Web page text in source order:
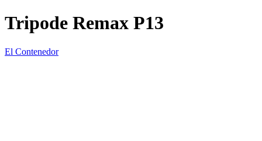
Tripode Remax P13
El Contenedor